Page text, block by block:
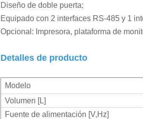
Diseño de doble puerta;
Equipado con 2 interfaces RS-485 y 1
Opcional: Impresora, plataforma de
Detalles de producto
Modelo
Volumen [L]
Fuente de alimentación [V,Hz]